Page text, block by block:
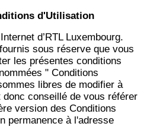
d'Utilisation
d’RTL Luxembourg.
sous réserve que vous
les présentes conditions
" Conditions
libres de modifier à
conseillé de vous référer
version des Conditions
permanence à l'adresse